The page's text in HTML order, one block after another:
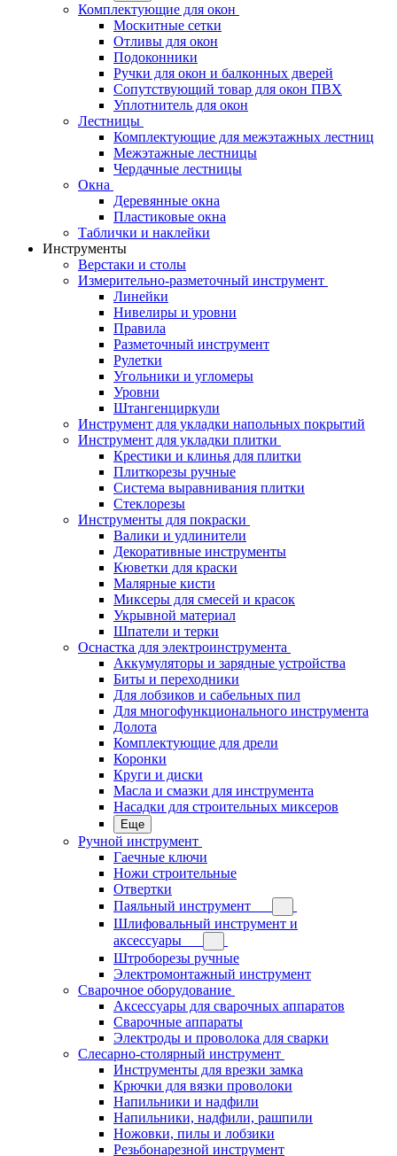
Комплектующие для окон
Москитные сетки
Отливы для окон
Подоконники
Ручки для окон и балконных дверей
Сопутствующий товар для окон ПВХ
Уплотнитель для окон
Лестницы
Комплектующие для межэтажных лестниц
Межэтажные лестницы
Чердачные лестницы
Окна
Деревянные окна
Пластиковые окна
Таблички и наклейки
Инструменты
Верстаки и столы
Измерительно-разметочный инструмент
Линейки
Нивелиры и уровни
Правила
Разметочный инструмент
Рулетки
Угольники и угломеры
Уровни
Штангенциркули
Инструмент для укладки напольных покрытий
Инструмент для укладки плитки
Крестики и клинья для плитки
Плиткорезы ручные
Система выравнивания плитки
Стеклорезы
Инструменты для покраски
Валики и удлинители
Декоративные инструменты
Кюветки для краски
Малярные кисти
Миксеры для смесей и красок
Укрывной материал
Шпатели и терки
Оснастка для электроинструмента
Аккумуляторы и зарядные устройства
Биты и переходники
Для лобзиков и сабельных пил
Для многофункционального инструмента
Долота
Комплектующие для дрели
Коронки
Круги и диски
Масла и смазки для инструмента
Насадки для строительных миксеров
Еще
Ручной инструмент
Гаечные ключи
Ножи строительные
Отвертки
Паяльный инструмент
Шлифовальный инструмент и
аксессуары
Штроборезы ручные
Электромонтажный инструмент
Сварочное оборудование
Аксессуары для сварочных аппаратов
Сварочные аппараты
Электроды и проволока для сварки
Слесарно-столярный инструмент
Инструменты для врезки замка
Крючки для вязки проволоки
Напильники и надфили
Напильники, надфили, рашпили
Ножовки, пилы и лобзики
Резьбонарезной инструмент